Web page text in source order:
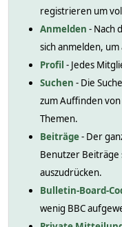
registrieren um
Anmelden - Nach
sich anmelden,
Profil - Jedes
Suchen - Die
zum Auffinden
Themen.
Beiträge- Der
Benutzer Beiträge
auszudrücken.
Bulletin-Board-
wenig BBC